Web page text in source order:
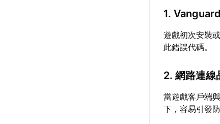
1.
遊戲初次安裝
此錯誤代碼。
2. 網路連線
當遊戲客戶端
下，容易引發